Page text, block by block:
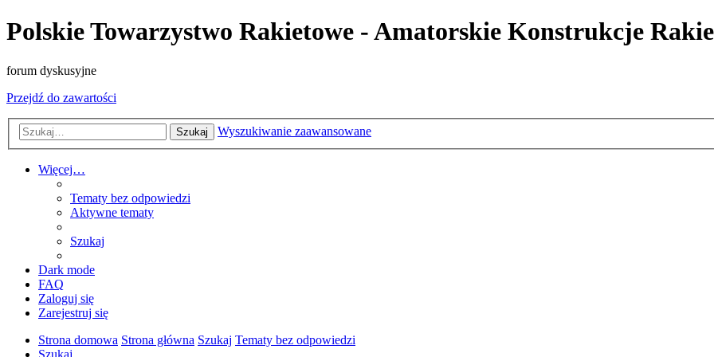
Polskie Towarzystwo Rakietowe - Amatorskie Konstrukcje
forum dyskusyjne
Przejdź do zawartości
Szukaj Wyszukiwanie zaawansowane
Więcej…
Tematy bez odpowiedzi
Aktywne tematy
Szukaj
Dark mode
FAQ
Zaloguj się
Zarejestruj się
Strona domowa Strona główna Szukaj Tematy bez odpowiedzi